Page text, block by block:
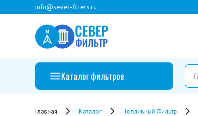
info@sever-filters.ru
Каталог фильтров
Главная Каталог Топливный Фильтр